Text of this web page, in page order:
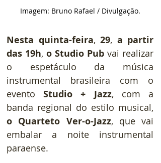
Imagem: Bruno Rafael / Divulgação.
Nesta quinta-feira, 29, a partir
das 19h, o Studio Pub vai realizar
o espetáculo da música
instrumental brasileira com o
evento Studio + Jazz, com a
o Quarteto Ver-o-Jazz, que vai
embalar a noite instrumental
paraense.